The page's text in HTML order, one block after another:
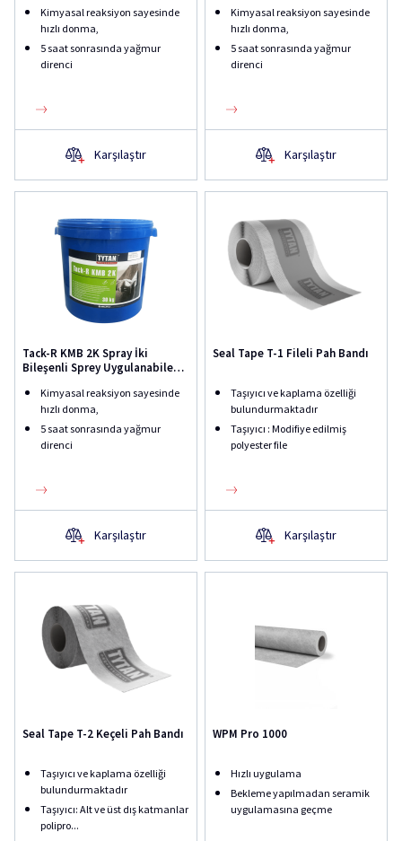
Kimyasal reaksiyon sayesinde
hızlı donma,
5 saat sonrasında yağmur
direnci
Karşılaştır
Kimyasal reaksiyon sayesinde
hızlı donma,
5 saat sonrasında yağmur
direnci
Karşılaştır
Tack-R KMB 2K Spray İki
Bileşenli Sprey Uygulanabilen
Kimyasal reaksiyon sayesinde
hızlı donma,
5 saat sonrasında yağmur
direnci
Karşılaştır
Seal Tape T-1 Fileli Pah Bandı
Taşıyıcı ve kaplama özelliği
bulundurmaktadır
Taşıyıcı : Modifiye edilmiş
polyester file
Karşılaştır
Seal Tape T-2 Keçeli Pah Bandı
Taşıyıcı ve kaplama özelliği
bulundurmaktadır
Taşıyıcı: Alt ve üst dış katmanlar
polipro...
WPM Pro 1000
Hızlı uygulama
Bekleme yapılmadan seramik
uygulamasına geçme